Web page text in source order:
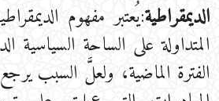
الديمقراطية:يُعتبر مفهوم
المتداولة على الساحة السياسية
الفترة الماضية، ولعلَّ السبب